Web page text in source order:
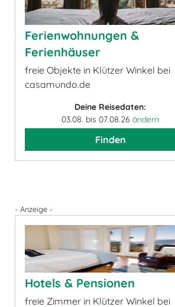
Ferienwohnungen &
Ferienhäuser
freie Objekte in Klützer Winkel bei
casamundo.de
Deine Reisedaten:
03.08. bis 07.08.26ändern
Finden
- Anzeige -
Hotels & Pensionen
freie Zimmer in Klützer Winkel bei